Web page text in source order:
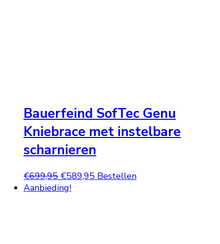
Bauerfeind SofTec Genu
Kniebrace met instelbare
scharnieren
€699,95 Oorspronkelijke
prijs
€589,95 Huidige
Bestellen
Aanbieding!